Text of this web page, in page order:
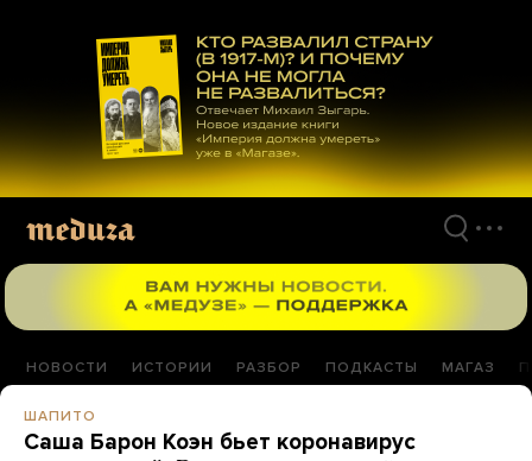
материалам
НОВОСТИ ИСТОРИИ РАЗБОР ПОДКАСТЫ МАГАЗ
ШАПИТО
Саша Барон Коэн бьет коронавирус